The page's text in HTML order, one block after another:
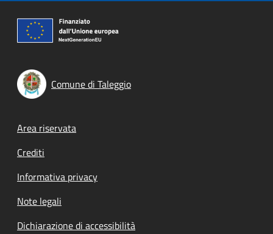
Comune di Taleggio
Footer menu
Area riservata
Crediti
Informativa privacy
Note legali
Dichiarazione di accessibilità